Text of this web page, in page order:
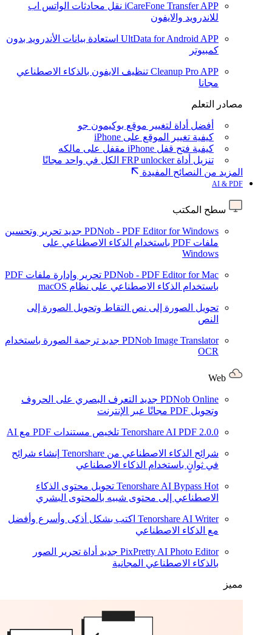
iCareFone Transfer APP نقل محادثات الواتس اب
للاندرويد والايفون
UltData for Android APP استعادة بيانات الأندرويد بدون
كمبيوتر
Cleanup Pro APP تنظيف الايفون بالذكاء الاصطناعي
مجانا
مصادر التعلم
أفضل أداة لتغيير موقع بوكيمون جو
كيفية تغيير الموقع على iPhone
كيفية فتح قفل iPhone مقفل على مالكه
تنزيل أداة FRP unlocker الكل في واحد مجانًا
المزيد من النصائح المفيدة
AI & PDF
سطح المكتب
PDNob - PDF Editor for Windows جديد تحرير وتحسين
ملفات PDF باستخدام الذكاء الاصطناعي على
Windows
PDNob - PDF Editor for Mac
تحرير وإدارة ملفات PDF
باستخدام الذكاء الاصطناعي على نظام macOS
تحويل الصورة إلى نص التقاط وتحويل الصورة إلى
النص
PDNob Image Translator جديد ترجمة الصورة باستخدام
OCR
PDNob Online جديد التعرف البصري على الحروف
وتحويل PDF مجانًا عبر الإنترنت
Tenorshare AI PDF 2.0.0 تلخيص مستندات PDF مع AI
شرائح الذكاء الاصطناعي من Tenorshare
إنشاء شرائح
في ثوانٍ باستخدام الذكاء الاصطناعي
Tenorshare AI Bypass Hot
تحويل محتوى الذكاء
الاصطناعي إلى محتوى شبيه بالمحتوى البشري
Tenorshare AI Writer اكتب بشكل أذكى وأسرع وأفضل
مع الذكاء الاصطناعي
PixPretty AI Photo Editor جديد أداة تحرير الصور
بالذكاء الاصطناعي المجانية
مميز